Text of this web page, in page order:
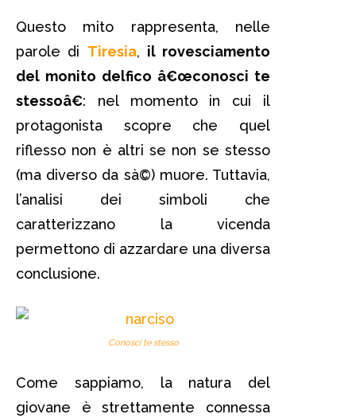
Questo mito rappresenta, nelle
parole di Tiresia, il rovesciamento
del monito delfico â€œconosci te
stessoâ€: nel momento in cui il
protagonista scopre che quel
riflesso non è altri se non se stesso
(ma diverso da sà©) muore. Tuttavia,
l’analisi dei simboli che
caratterizzano la vicenda
permettono di azzardare una diversa
conclusione.
Conosci te stesso
Come sappiamo, la natura del
giovane è strettamente connessa